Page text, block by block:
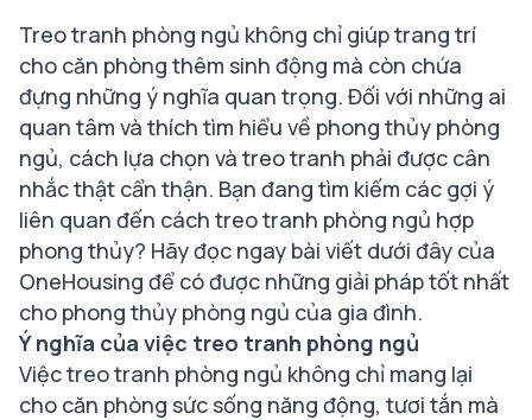
Treo tranh phòng ngủ không chỉ giúp trang trí
cho căn phòng thêm sinh động mà còn chứa
đựng những ý nghĩa quan trọng. Đối với những ai
quan tâm và thích tìm hiểu về phong thủy phòng
ngủ, cách lựa chọn và treo tranh phải được cân
nhắc thật cẩn thận. Bạn đang tìm kiếm các gợi ý
liên quan đến cách treo tranh phòng ngủ hợp
phong thủy? Hãy đọc ngay bài viết dưới đây của
OneHousing để có được những giải pháp tốt nhất
cho phong thủy phòng ngủ của gia đình.
Ý nghĩa của việc treo tranh phòng ngủ
Việc treo tranh phòng ngủ không chỉ mang lại
cho căn phòng sức sống năng động, tươi tắn mà